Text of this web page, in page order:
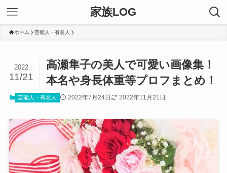
家族LOG
ホーム 芸能人・有名人
高瀬隼子の美人で可愛い画像集！
本名や身長体重等プロフまとめ！
2022
11/21
芸能人・有名人 2022年7月24日 2022年11月21日